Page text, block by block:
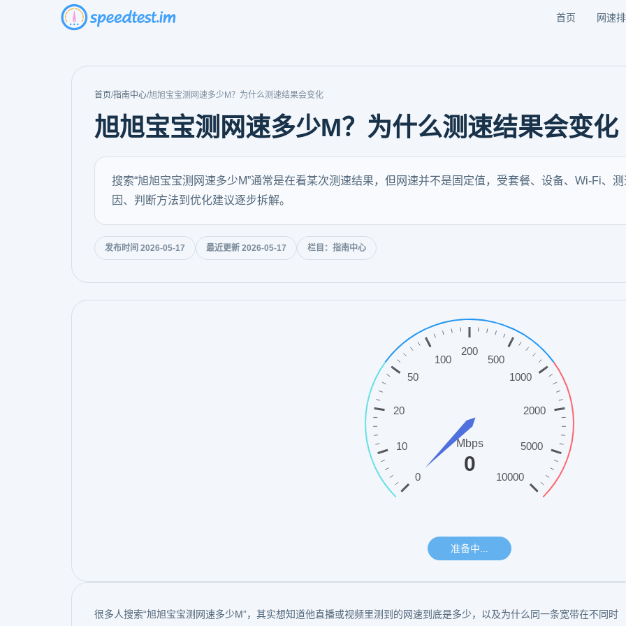
首页 网速
首页/指南中心/旭旭宝宝测网速多少M？为什么测速结果会变化
旭旭宝宝测网速多少M？为什么测速结果会变化
搜索“旭旭宝宝测网速多少M”通常是在看某次测速结果，但网速并不是固定值，受套餐、设备、Wi-Fi、
因、判断方法到优化建议逐步拆解。
发布时间 2026-05-17 最近更新 2026-05-17 栏目：指南中心
很多人搜索“旭旭宝宝测网速多少M”，其实想知道他直播或视频里测到的网速到底是多少，以及为什么同一条宽带在不同时